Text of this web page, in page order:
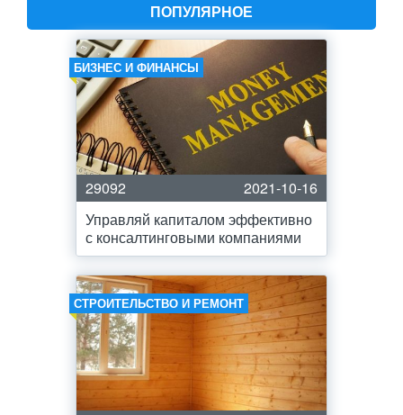
ПОПУЛЯРНОЕ
БИЗНЕС И ФИНАНСЫ
29092
2021-10-16
Управляй капиталом эффективно
с консалтинговыми компаниями
СТРОИТЕЛЬСТВО И РЕМОНТ